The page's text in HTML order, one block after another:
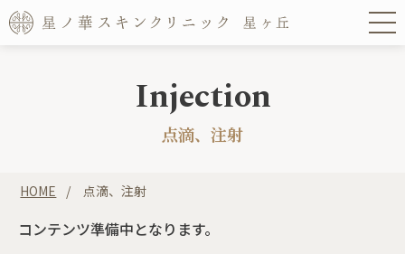
Injection
点滴、注射
HOME 点滴、注射
コンテンツ準備中となります。